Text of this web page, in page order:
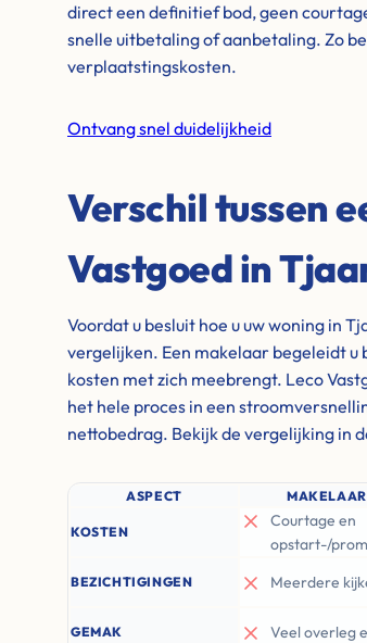
direct een definitief bod, geen
snelle uitbetaling of aanbetaling. Zo
verplaatstingskosten.
Ontvang snel duidelijkheid
Verschil tussen
Vastgoed in
Voordat u besluit hoe u uw woning in
vergelijken. Een makelaar begeleidt u
kosten met zich meebrengt. Leco
het hele proces in een
nettobedrag. Bekijk de vergelijking in
ASPECT
KOSTEN
Courtage en
opstart-/
BEZICHTIGINGEN Meerdere
GEMAK Veel overleg